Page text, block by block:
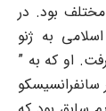
بود. در
به ژنو
او که به ”